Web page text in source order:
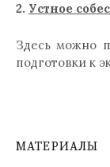
2. Устное
Здесь можно
подготовки к
МАТЕРИАЛЫ